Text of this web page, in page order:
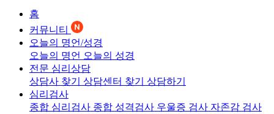
홈
커뮤니티
오늘의 명언/성경
오늘의 명언 오늘의 성경
전문 심리상담
상담사 찾기 상담센터 찾기 상담하기
심리검사
종합 심리검사 종합 성격검사 우울증 검사 자존감 검사